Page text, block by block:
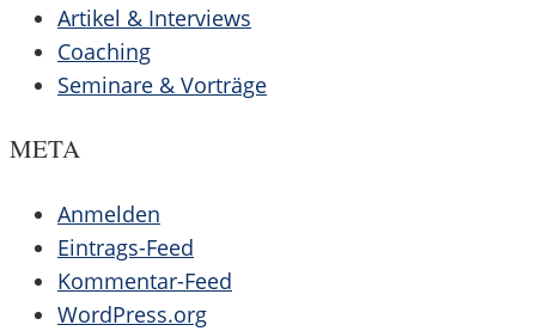
Artikel & Interviews
Coaching
Seminare & Vorträge
META
Anmelden
Eintrags-Feed
Kommentar-Feed
WordPress.org